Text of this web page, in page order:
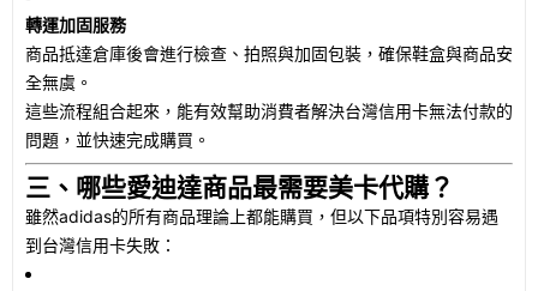
轉運加固服務
商品抵達倉庫後會進行檢查、拍照與加固包裝，確保鞋盒與商品安
全無虞。
這些流程組合起來，能有效幫助消費者解決台灣信用卡無法付款的
問題，並快速完成購買。
三、哪些愛迪達商品最需要美卡代購？
雖然adidas的所有商品理論上都能購買，但以下品項特別容易遇
到台灣信用卡失敗：